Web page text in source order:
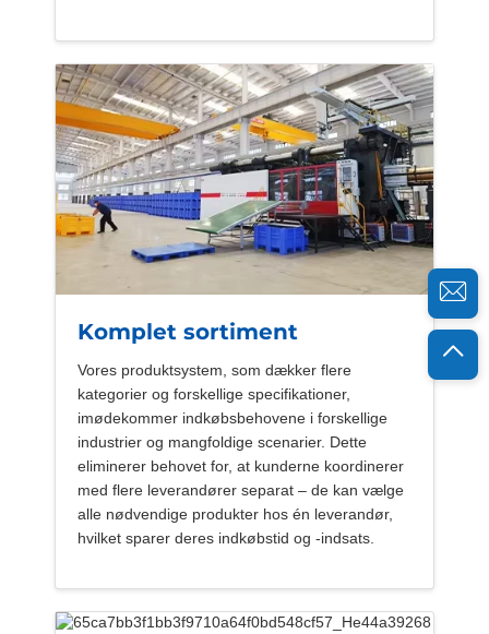
Komplet sortiment
Vores produktsystem, som dækker flere
kategorier og forskellige specifikationer,
imødekommer indkøbsbehovene i forskellige
industrier og mangfoldige scenarier. Dette
eliminerer behovet for, at kunderne koordinerer
med flere leverandører separat – de kan vælge
alle nødvendige produkter hos én leverandør,
hvilket sparer deres indkøbstid og -indsats.